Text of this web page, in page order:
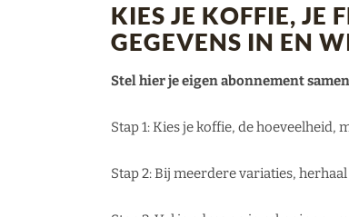
KIES JE KOFFIE, JE
GEGEVENS IN EN
Stel hier je eigen abonnement
Stap 1: Kies je koffie, de hoeveelheid,
Stap 2: Bij meerdere variaties,